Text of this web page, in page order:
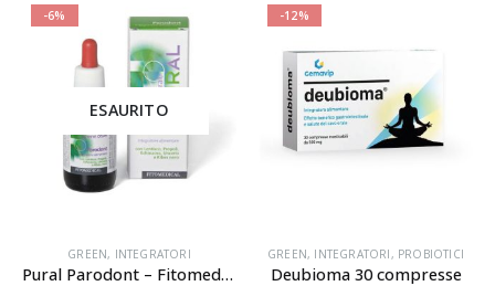
-6%
ESAURITO
GREEN, INTEGRATORI
Pural Parodont – Fitomedical
-12%
GREEN, INTEGRATORI, PROBIOTICI
Deubioma 30 compresse